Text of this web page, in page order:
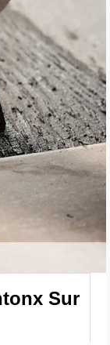
Sur